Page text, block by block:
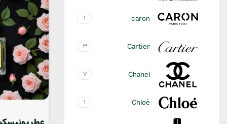
caron
1
Cartier
3
Chanel
7
Chloé
1